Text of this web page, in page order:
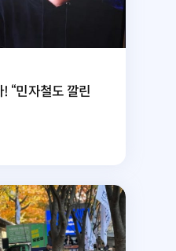
“민자철도 깔린